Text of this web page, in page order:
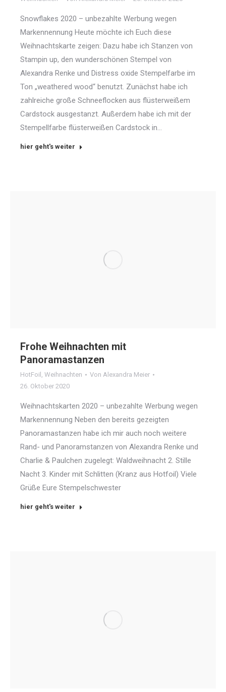
Snowflakes 2020 – unbezahlte Werbung wegen
Markennennung Heute möchte ich Euch diese
Weihnachtskarte zeigen: Dazu habe ich Stanzen von
Stampin up, den wunderschönen Stempel von
Alexandra Renke und Distress oxide Stempelfarbe im
Ton „weathered wood“ benutzt. Zunächst habe ich
zahlreiche große Schneeflocken aus flüsterweißem
Cardstock ausgestanzt. Außerdem habe ich mit der
Stempellfarbe flüsterweißen Cardstock in…
hier geht's weiter
Frohe Weihnachten mit
Panoramastanzen
HotFoil , Weihnachten Von Alexandra Meier
26. Oktober 2020
Weihnachtskarten 2020 – unbezahlte Werbung wegen
Markennennung Neben den bereits gezeigten
Panoramastanzen habe ich mir auch noch weitere
Rand- und Panoramstanzen von Alexandra Renke und
Charlie & Paulchen zugelegt: Waldweihnacht 2. Stille
Nacht 3. Kinder mit Schlitten (Kranz aus Hotfoil) Viele
Grüße Eure Stempelschwester
hier geht's weiter